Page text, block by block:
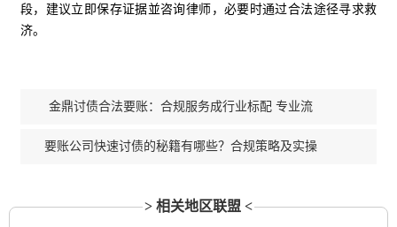
段，建议立即保存证据並咨询律师，必要时通过合法途径寻求救
济。
金鼎讨债合法要账：合规服务成行业标配 专业流
要账公司快速讨债的秘籍有哪些？合规策略及实操
> 相关地区联盟 <